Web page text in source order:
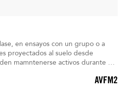
en ensayos con un grupo o a
proyectados al suelo desde
mamntenerse activos durante 4
AVFM2